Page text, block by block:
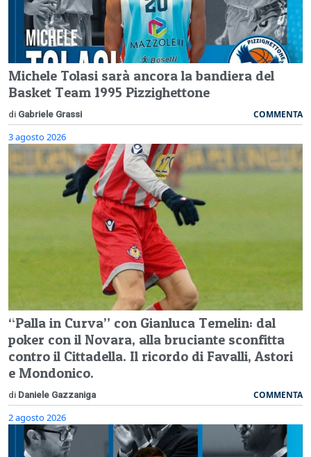
Michele Tolasi sarà ancora la bandiera del
Basket Team 1995 Pizzighettone
di Gabriele Grassi COMMENTA
3 agosto 2026
“Palla in Curva” con Gianluca Temelin: dal
poker con il Novara, alla bruciante sconfitta
contro il Cittadella. Il ricordo di Favalli, Astori
e Mondonico.
di Daniele Gazzaniga COMMENTA
2 agosto 2026